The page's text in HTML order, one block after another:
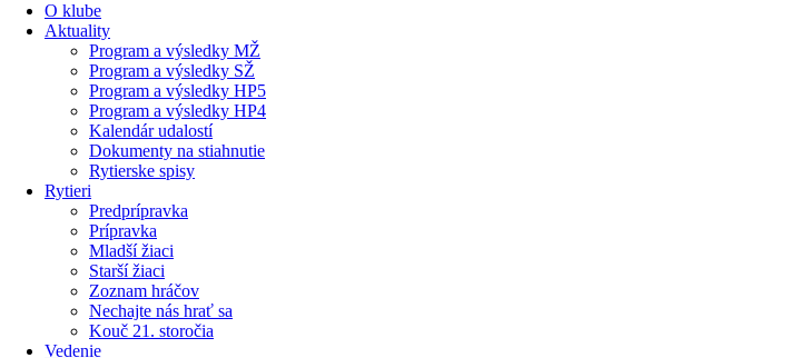
O klube
Aktuality
Program a výsledky MŽ
Program a výsledky SŽ
Program a výsledky HP5
Program a výsledky HP4
Kalendár udalostí
Dokumenty na stiahnutie
Rytierske spisy
Rytieri
Predprípravka
Prípravka
Mladší žiaci
Starší žiaci
Zoznam hráčov
Nechajte nás hrať sa
Kouč 21. storočia
Vedenie